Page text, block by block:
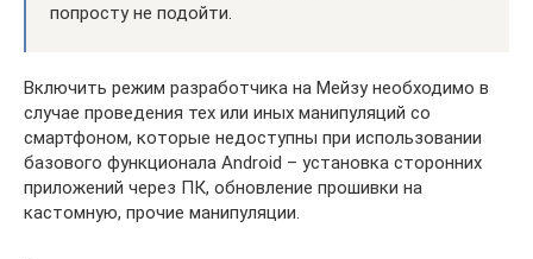
попросту не подойти.
Включить режим разработчика на Мейзу необходимо в
случае проведения тех или иных манипуляций со
смартфоном, которые недоступны при использовании
базового функционала Android – установка сторонних
приложений через ПК, обновление прошивки на
кастомную, прочие манипуляции.